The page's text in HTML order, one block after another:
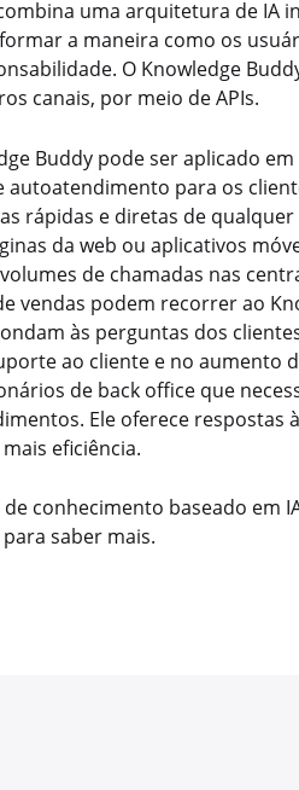
uma arquitetura de IA
a maneira como os
O Knowledge
canais, por meio de APIs.
Buddy pode ser aplicado
autoatendimento para os
rápidas e diretas de
da web ou aplicativos
de chamadas nas
vendas podem recorrer ao
às perguntas dos
ao cliente e no aumento
de back office que
Ele oferece respostas
eficiência.
conhecimento baseado em
saber mais.